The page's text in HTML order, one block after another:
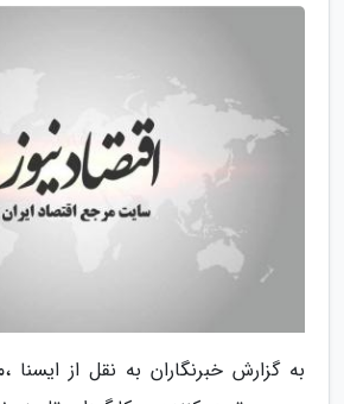
به گزارش خبرنگاران به نقل از ایسنا